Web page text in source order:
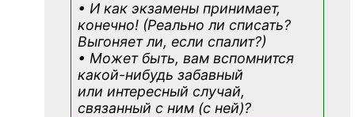
• И как экзамены принимает,
конечно! (Реально ли списать?
Выгоняет ли, если спалит?)
• Может быть, вам вспомнится
какой-нибудь забавный
или интересный случай,
связанный с ним (с ней)?